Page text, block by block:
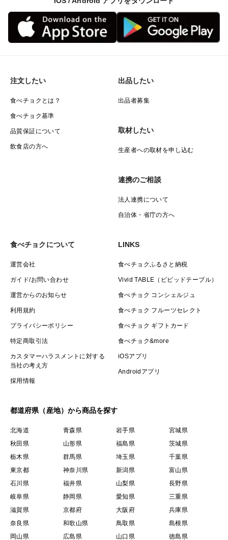
注文したい
食べチョクとは？
食べチョク基準
品質保証について
飲食店の方へ
出品したい
出品者募集
取材したい
生産者への取材を申し込む
連携のご相談
法人連携について
自治体・省庁の方へ
食べチョクについて
運営会社
ガイド/お問い合わせ
運営からのお知らせ
利用規約
プライバシーポリシー
特定商取引法
カスタマーハラスメントに対する
当社の考え方
採用情報
LINKS
食べチョクふるさと納税
Vivid TABLE（ビビッドテーブル）
食べチョク コンシェルジュ
食べチョク フルーツセレクト
食べチョク ギフトカード
食べチョク&more
iOSアプリ
Androidアプリ
都道府県（産地）から商品を探す
北海道 青森県 岩手県
宮城県
秋田県
山形県 福島県
茨城県
栃木県
群馬県 埼玉県
千葉県
東京都
神奈川県 新潟県
富山県
石川県
福井県 山梨県
長野県
岐阜県
静岡県 愛知県
三重県
滋賀県
京都府 大阪府
兵庫県
奈良県
和歌山県 鳥取県
島根県
岡山県
広島県 山口県 徳島県